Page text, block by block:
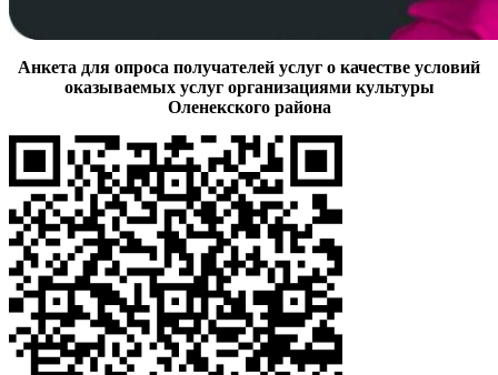
Анкета для опроса получателей услуг о качестве условий
оказываемых услуг организациями культуры
Оленекского района